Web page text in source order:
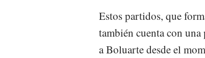
Estos partidos, que
también cuenta con
a Boluarte desde el